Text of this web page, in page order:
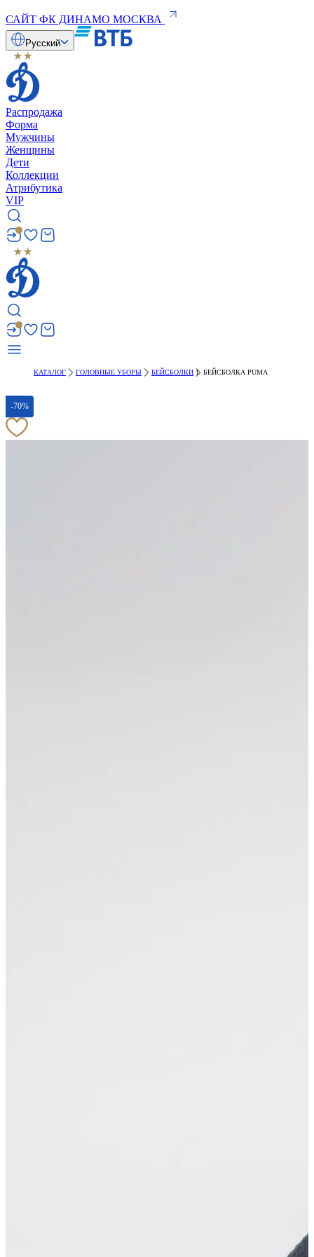
САЙТ ФК ДИНАМО МОСКВА
Русский
Распродажа
Форма
Мужчины
Женщины
Дети
Коллекции
Атрибутика
VIP
КАТАЛОГ ГОЛОВНЫЕ УБОРЫ БЕЙСБОЛКИ БЕЙСБОЛКА PUMA
-70%